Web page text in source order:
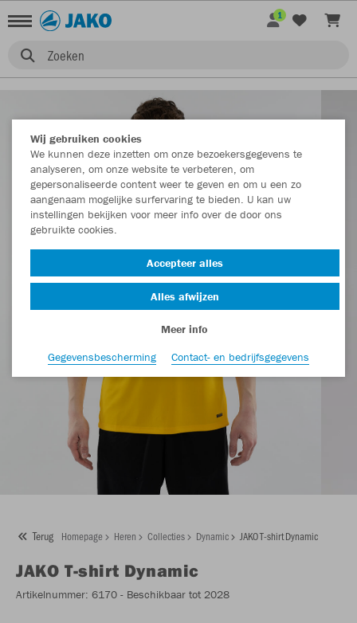
Zoeken
1
Terug Homepage Heren Collecties Dynamic JAKO T-shirt Dynamic
JAKO T-shirt Dynamic
Artikelnummer: 6170 - Beschikbaar tot 2028
Wij gebruiken cookies
We kunnen deze inzetten om onze bezoekersgegevens te
analyseren, om onze website te verbeteren, om
gepersonaliseerde content weer te geven en om u een zo
aangenaam mogelijke surfervaring te bieden. U kan uw
instellingen bekijken voor meer info over de door ons
gebruikte cookies.
Accepteer alles
Alles afwijzen
Meer info
Gegevensbescherming
Contact- en bedrijfsgegevens